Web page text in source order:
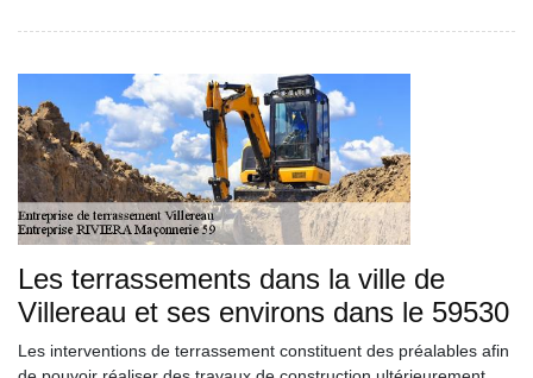
Les terrassements dans la ville de
Villereau et ses environs dans le 59530
Les interventions de terrassement constituent des préalables afin